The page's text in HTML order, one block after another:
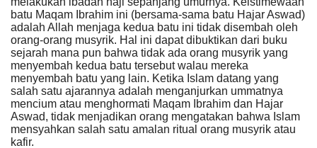
batu Maqam Ibrahim ini (bersama-sama batu Hajar Aswad)
adalah Allah menjaga kedua batu ini tidak disembah oleh
orang-orang musyrik. Hal ini dapat dibuktikan dari buku
sejarah mana pun bahwa tidak ada orang musyrik yang
menyembah kedua batu tersebut walau mereka
menyembah batu yang lain. Ketika Islam datang yang
salah satu ajarannya adalah menganjurkan ummatnya
mencium atau menghormati Maqam Ibrahim dan Hajar
Aswad, tidak menjadikan orang mengatakan bahwa Islam
mensyahkan salah satu amalan ritual orang musyrik atau
kafir.